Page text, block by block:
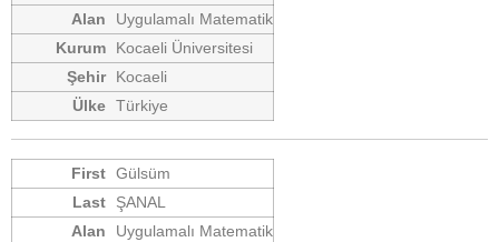
Uygulamalı Matematik
Kocaeli Üniversitesi
Kocaeli
Türkiye
Gülsüm
ŞANAL
Uygulamalı Matematik